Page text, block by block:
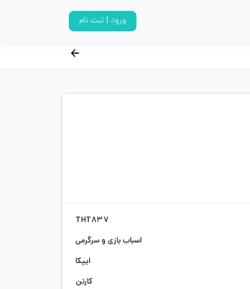
ورود | ثبت نام
THT837
اسباب بازی و سرگرمی
ایپکا
کارتن